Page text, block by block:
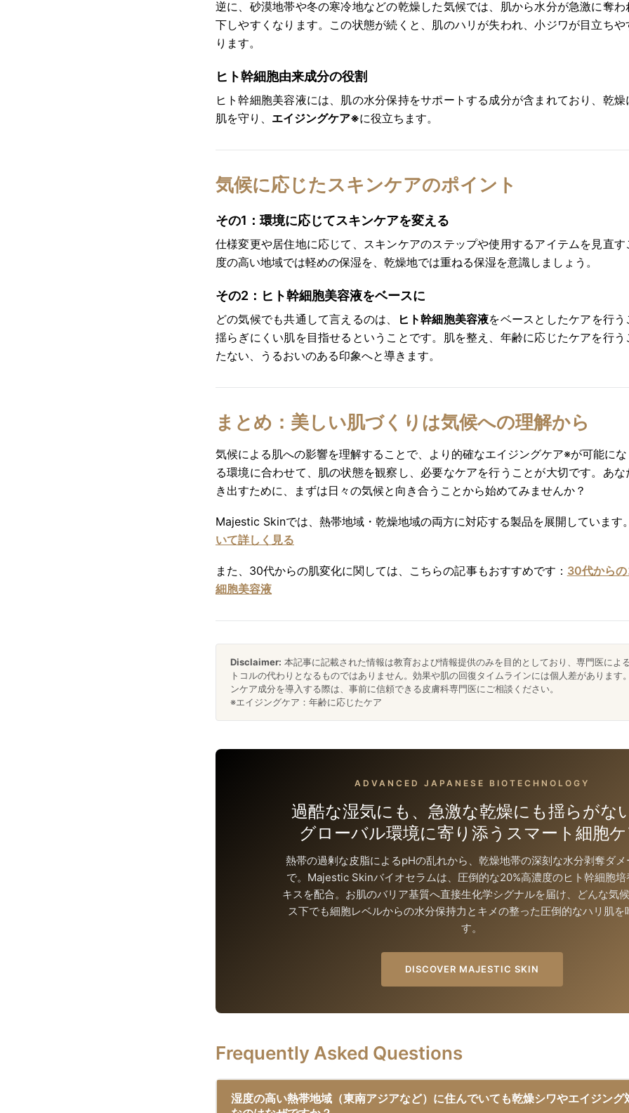
逆に、砂漠地帯や冬の寒冷地などの乾燥した気候では、肌から水分が急激に奪
下しやすくなります。この状態が続くと、肌のハリが失われ、小ジワが目立ち
ります。
ヒト幹細胞由来成分の役割
ヒト幹細胞美容液には、肌の水分保持をサポートする成分が含まれており、乾
肌を守り、 エイジングケア※に役立ちます。
気候に応じたスキンケアのポイント
その1：環境に応じてスキンケアを変える
仕様変更や居住地に応じて、スキンケアのステップや使用するアイテムを見直
度の高い地域では軽めの保湿を、乾燥地では重ねる保湿を意識しましょう。
その2：ヒト幹細胞美容液をベースに
どの気候でも共通して言えるのは、 ヒト幹細胞美容液をベースとしたケアを行
揺らぎにくい肌を目指せるということです。肌を整え、年齢に応じたケアを行
たない、うるおいのある印象へと導きます。
まとめ：美しい肌づくりは気候への理解から
気候による肌への影響を理解することで、より的確なエイジングケア※が可能に
る環境に合わせて、肌の状態を観察し、必要なケアを行うことが大切です。あ
き出すために、まずは日々の気候と向き合うことから始めてみませんか？
Majestic Skinでは、熱帯地域・乾燥地域の両方に対応する製品を展開しています
いて詳しく見る
また、30代からの肌変化に関しては、こちらの記事もおすすめです： 30代から
細胞美容液
Disclaimer: 本記事に記載された情報は教育および情報提供のみを目的としており、専門医によ
トコルの代わりとなるものではありません。効果や肌の回復タイムラインには個人差があります
ンケア成分を導入する際は、事前に信頼できる皮膚科専門医にご相談ください。
※エイジングケア：年齢に応じたケア
ADVANCED JAPANESE BIOTECHNOLOGY
過酷な湿気にも、急激な乾燥にも揺らがな
グローバル環境に寄り添うスマート細胞
熱帯の過剰な皮脂によるpHの乱れから、乾燥地帯の深刻な水分剥奪ダメ
で。Majestic Skinバイオセラムは、圧倒的な20%高濃度のヒト幹細胞培
キスを配合。お肌のバリア基質へ直接生化学シグナルを届け、どんな気
ス下でも細胞レベルからの水分保持力とキメの整った圧倒的なハリ肌を
す。
DISCOVER MAJESTIC SKIN
Frequently Asked Questions
湿度の高い熱帯地域（東南アジアなど）に住んでいても乾燥シワやエイジング